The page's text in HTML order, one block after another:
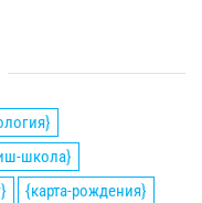
школа}
{карта-рождения}